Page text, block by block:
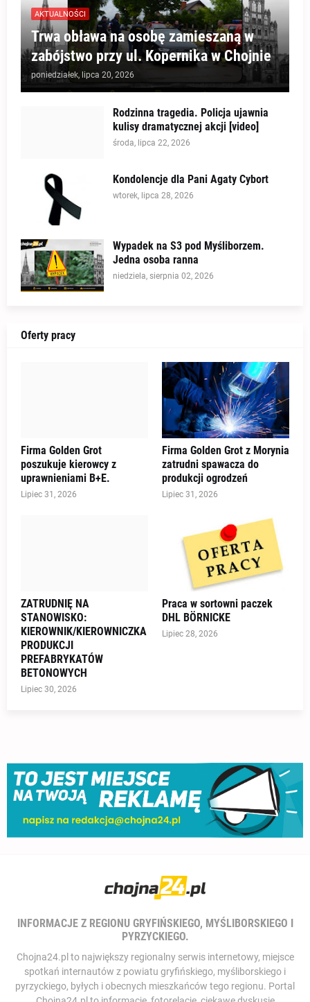
AKTUALNOŚCI
Trwa obława na osobę zamieszaną w
zabójstwo przy ul. Kopernika w Chojnie
poniedziałek, lipca 20, 2026
Rodzinna tragedia. Policja ujawnia
kulisy dramatycznej akcji [video]
środa, lipca 22, 2026
Kondolencje dla Pani Agaty Cybort
wtorek, lipca 28, 2026
Wypadek na S3 pod Myśliborzem.
Jedna osoba ranna
niedziela, sierpnia 02, 2026
Oferty pracy
Firma Golden Grot
poszukuje kierowcy z
uprawnieniami B+E.
Lipiec 31, 2026
Firma Golden Grot z Morynia
zatrudni spawacza do
produkcji ogrodzeń
Lipiec 31, 2026
ZATRUDNIĘ NA
STANOWISKO:
KIEROWNIK/KIEROWNICZKA
PRODUKCJI
PREFABRYKATÓW
BETONOWYCH
Lipiec 30, 2026
Praca w sortowni paczek
DHL BÖRNICKE
Lipiec 28, 2026
INFORMACJE Z REGIONU GRYFIŃSKIEGO, MYŚLIBORSKIEGO I
PYRZYCKIEGO.
Chojna24.pl to największy regionalny serwis internetowy, miejsce
spotkań internautów z powiatu gryfińskiego, myśliborskiego i
pyrzyckiego, byłych i obecnych mieszkańców tego regionu. Portal